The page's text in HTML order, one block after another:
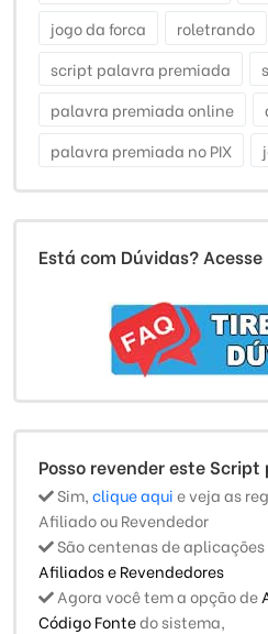
jogo da forca
roletrando
script palavra premiada
palavra premiada online
palavra premiada no PIX
Está com Dúvidas? Acesse
Posso revender este
Sim,clique aquie veja as
Afiliado ou Revendedor
São centenas de
Afiliados e Revendedores
Agora você tem a opção de
Código Fontedo sistema,